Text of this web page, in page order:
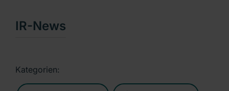
KONTAKT
Präsentationen & Conference Calls
IR-News
Kategorien: